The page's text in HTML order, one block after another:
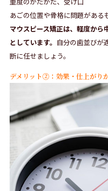
あごの位置や骨格に問題がある
マウスピース矯正は、軽度から
としています。 自分の歯並びが
断に任せましょう。
デメリット②：効果・仕上がり